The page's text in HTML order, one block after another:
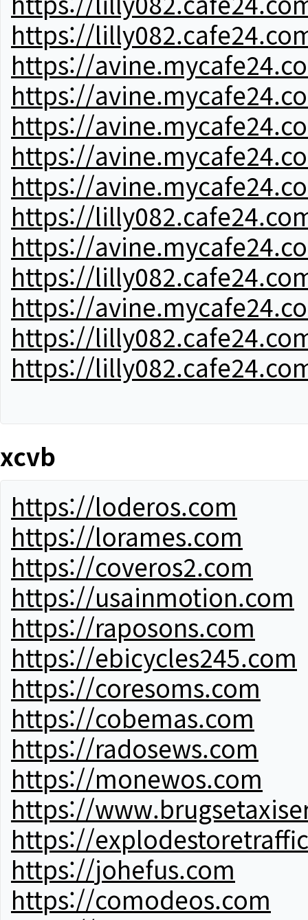
https://
https://
https://
https://
https://
https://
https://
https://
https://
https://
https://
https://
xcvb
https://loderos.com
https://lorames.com
https://coveros2.com
https://usainmotion.com
https://raposons.com
https://ebicycles245.com
https://coresoms.com
https://cobemas.com
https://radosews.com
https://monewos.com
https://
https://
https://johefus.com
https://comodeos.com